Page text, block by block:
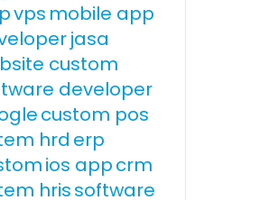
vps mobile app
jasa
custom
developer
custom pos
hrd erp
ios appcrm
hrissoftware